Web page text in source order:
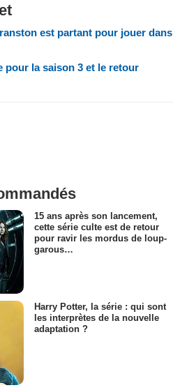
est partant pour jouer dans
pour la saison 3 et le retour
15 ans après son lancement,
cette série culte est de retour
pour ravir les mordus de loup-
garous…
Harry Potter, la série : qui sont
les interprètes de la nouvelle
adaptation ?